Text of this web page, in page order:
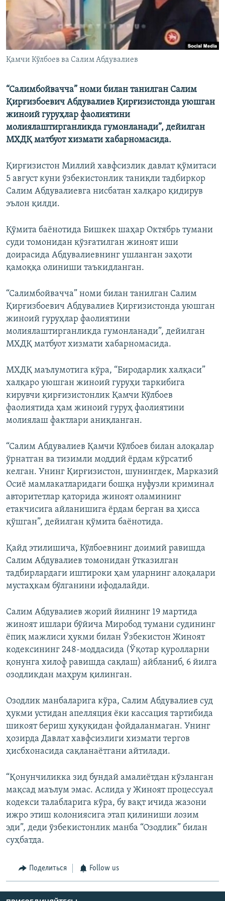
Қамчи Кўлбоев ва Салим Абдувалиев
“Салимбойвачча” номи билан танилган Салим
Қирғизбоевич Абдувалиев Қирғизистонда уюшган
жиноий гуруҳлар фаолиятини
молиялаштирганликда гумонланади”, дейилган
МХДҚ матбуот хизмати хабарномасида.
Қирғизистон Миллий хавфсизлик давлат қўмитаси
5 август куни ўзбекистонлик таниқли тадбиркор
Салим Абдувалиевга нисбатан халқаро қидирув
эълон қилди.
Қўмита баёнотида Бишкек шаҳар Октябрь тумани
суди томонидан қўзғатилган жиноят иши
доирасида Абдувалиевнинг ушланган заҳоти
қамоққа олиниши таъкидланган.
“Салимбойвачча” номи билан танилган Салим
Қирғизбоевич Абдувалиев Қирғизистонда уюшган
жиноий гуруҳлар фаолиятини
молиялаштирганликда гумонланади”, дейилган
МХДҚ матбуот хизмати хабарномасида.
МХДҚ маълумотига кўра, “Биродарлик халқаси”
халқаро уюшган жиноий гуруҳи таркибига
кирувчи қирғизистонлик Қамчи Кўлбоев
фаолиятида ҳам жиноий гуруҳ фаолиятини
молиялаш фактлари аниқланган.
“Салим Абдувалиев Қамчи Кўлбоев билан алоқалар
ўрнатган ва тизимли моддий ёрдам кўрсатиб
келган. Унинг Қирғизистон, шунингдек, Марказий
Осиё мамлакатларидаги бошқа нуфузли криминал
авторитетлар қаторида жиноят оламининг
етакчисига айланишига ёрдам берган ва ҳисса
қўшган”, дейилган қўмита баёнотида.
Қайд этилишича, Кўлбоевнинг доимий равишда
Салим Абдувалиев томонидан ўтказилган
тадбирлардаги иштироки ҳам уларнинг алоқалари
мустаҳкам бўлганини ифодалайди.
Салим Абдувалиев жорий йилнинг 19 мартида
жиноят ишлари бўйича Миробод тумани судининг
ёпиқ мажлиси ҳукми билан Ўзбекистон Жиноят
кодексининг 248-моддасида (Ўқотар қуролларни
қонунга хилоф равишда сақлаш) айбланиб, 6 йилга
озодликдан маҳрум қилинган.
Озодлик манбаларига кўра, Салим Абдувалиев суд
ҳукми устидан апелляция ёки кассация тартибида
шикоят бериш ҳуқуқидан фойдаланмаган. Унинг
ҳозирда Давлат хавфсизлиги хизмати тергов
ҳисбхонасида сақланаётгани айтилади.
“Қонунчиликка зид бундай амалиётдан кўзланган
мақсад маълум эмас. Аслида у Жиноят процессуал
кодекси талабларига кўра, бу вақт ичида жазони
ижро этиш колониясига этап қилиниши лозим
эди”, деди ўзбекистонлик манба “Озодлик” билан
суҳбатда.
Поделиться Follow us